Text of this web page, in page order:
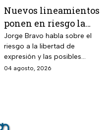
Nuevos lineamientos
ponen en riesgo la
libertad de decidir
cómo y dónde
informarse: Amedi
Jorge Bravo habla sobre el
riesgo a la libertad de
expresión y las posibles
multas sobre los medios de
04 agosto, 2026